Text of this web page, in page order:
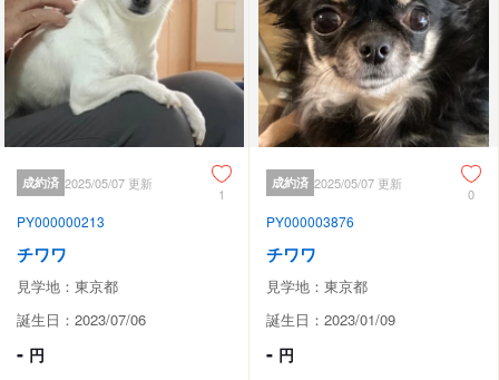
成約済 2025/05/07 更新
1
PY000000213
チワワ
見学地：東京都
誕生日：2023/07/06
- 円
成約済 2025/05/07 更新
0
PY000003876
チワワ
見学地：東京都
誕生日：2023/01/09
- 円